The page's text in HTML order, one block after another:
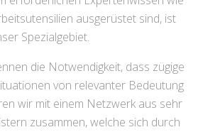
ausgerüstet sind, ist
Spezialgebiet.
die Notwendigkeit, dass zügige
von relevanter Bedeutung
wir mit einem Netzwerk aus sehr
zusammen, welche sich durch